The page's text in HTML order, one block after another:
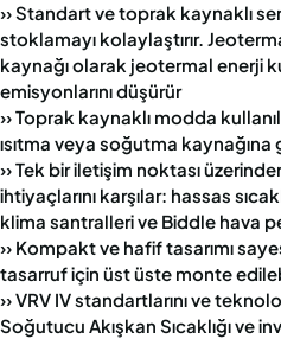
›› Standart ve toprak kaynaklı
stoklamayı kolaylaştırır.
kaynağı olarak jeotermal enerji
emisyonlarını düşürür
›› Toprak kaynaklı modda
ısıtma veya soğutma
›› Tek bir iletişim noktası
ihtiyaçlarını karşılar: hassas
klima santralleri ve Biddle hava
›› Kompakt ve hafif tasarımı
tasarruf için üst üste monte
›› VRV IV standartlarını ve
Soğutucu Akışkan Sıcaklığı ve